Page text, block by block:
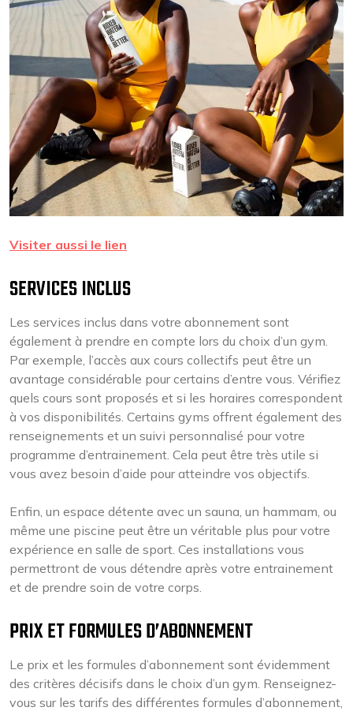
Visiter aussi le lien
SERVICES INCLUS
Les services inclus dans votre abonnement sont
également à prendre en compte lors du choix d’un gym.
Par exemple, l’accès aux cours collectifs peut être un
avantage considérable pour certains d’entre vous. Vérifiez
quels cours sont proposés et si les horaires correspondent
à vos disponibilités. Certains gyms offrent également des
renseignements et un suivi personnalisé pour votre
programme d’entrainement. Cela peut être très utile si
vous avez besoin d’aide pour atteindre vos objectifs.
Enfin, un espace détente avec un sauna, un hammam, ou
même une piscine peut être un véritable plus pour votre
expérience en salle de sport. Ces installations vous
permettront de vous détendre après votre entrainement
et de prendre soin de votre corps.
PRIX ET FORMULES D’ABONNEMENT
Le prix et les formules d’abonnement sont évidemment
des critères décisifs dans le choix d’un gym. Renseignez-
vous sur les tarifs des différentes formules d’abonnement,